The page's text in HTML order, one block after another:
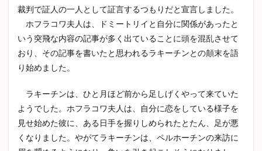
裁判で証人の一人として証言するつもりだと宣言しました。
ホフラコワ夫人は、ドミートリイと自分に関係があったと
いう突飛な内容の記事が多く出ていることに頭を混乱させて
おり、その記事を書いたと思われるラキーチンとの顛末を語
り始めました。
ラキーチンは、ひと月ほど前から足しげくやって来ていた
ようでした。ホフラコワ夫人は、自分に恋をしている様子を
見せ始めた彼に、ある日手を握りしめられたとたん、足が悪
くなりました。やがてラキーチンは、ペルホーチンの来訪に